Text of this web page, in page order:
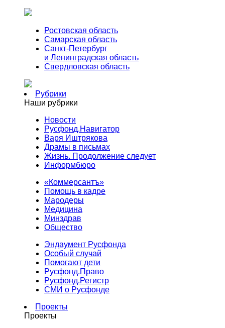
Ростовская область
Самарская область
Санкт-Петербург
и Ленинградская область
Свердловская область
Рубрики
Наши рубрики
Новости
Русфонд.Навигатор
Варя Иштрякова
Драмы в письмах
Жизнь. Продолжение следует
Информбюро
«Коммерсантъ»
Помощь в кадре
Мародеры
Медицина
Минздрав
Общество
Эндаумент Русфонда
Особый случай
Помогают дети
Русфонд.Право
Русфонд.Регистр
СМИ о Русфонде
Проекты
Проекты